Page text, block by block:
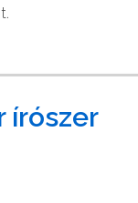
írószer